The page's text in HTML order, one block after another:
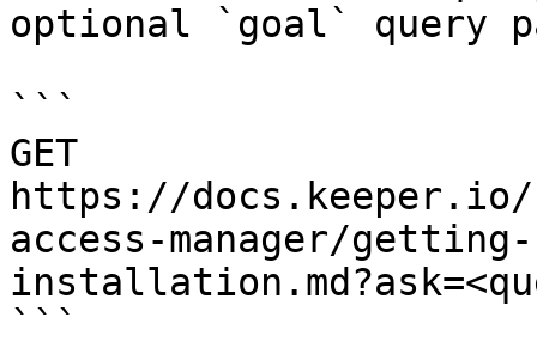
optional `goal` query
```
GET
https://
access-manager/
```